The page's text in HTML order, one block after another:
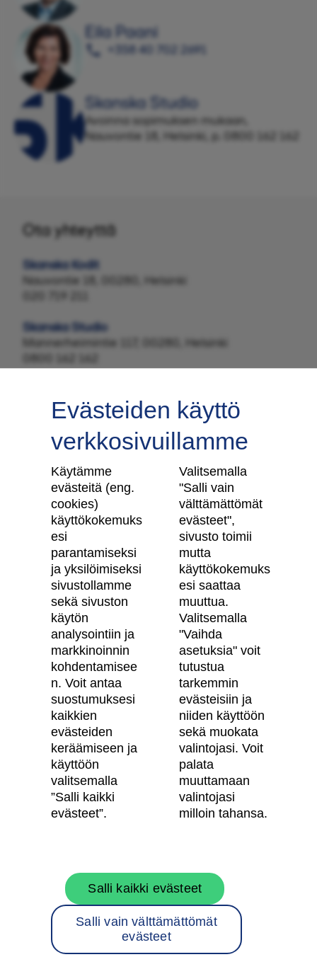
Eila Paani
+358 40 702 2691
Skanska Studio
Avoinna sopimuksen mukaan,
Nauvontie 18, Helsinki, p. 0800 162 162
Ota yhteyttä
Skanska Kodit
Nauvontie 18, 00280, Helsinki
Skanska Studio
Mannerheimintie 117, 00280, Helsinki
0800 162 162
Tilaa uutiskirje
Skanska Kodit
Artikkelit
Digitaalinen asuntokauppa
Asiakkaiden kokemuksia meistä
Vastuullisuus
Tietosuojaseloste
Käyttöehdot
Evästeasetukset
Saavutettavuusseloste
Oma Skanska
Tietoa Skanskasta
Töihin meille
Rakentamispalvelut
Evästeiden käyttö
verkkosivuillamme
Käytämme
evästeitä (eng.
cookies)
käyttökokemuks
esi
parantamiseksi
ja yksilöimiseksi
sivustollamme
sekä sivuston
käytön
analysointiin ja
markkinoinnin
kohdentamisee
n. Voit antaa
suostumuksesi
kaikkien
evästeiden
keräämiseen ja
käyttöön
valitsemalla
”Salli kaikki
evästeet”.
Valitsemalla
"Salli vain
välttämättömät
evästeet",
sivusto toimii
mutta
käyttökokemuks
esi saattaa
muuttua.
Valitsemalla
"Vaihda
asetuksia" voit
tutustua
tarkemmin
evästeisiin ja
niiden käyttöön
sekä muokata
valintojasi. Voit
palata
muuttamaan
valintojasi
milloin tahansa.
Salli vain välttämättömät
evästeet
Salli kaikki evästeet